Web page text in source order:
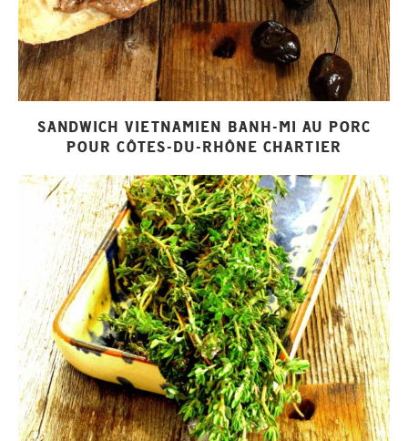
SANDWICH VIETNAMIEN BANH-MI AU PORC
POUR CÔTES-DU-RHÔNE CHARTIER